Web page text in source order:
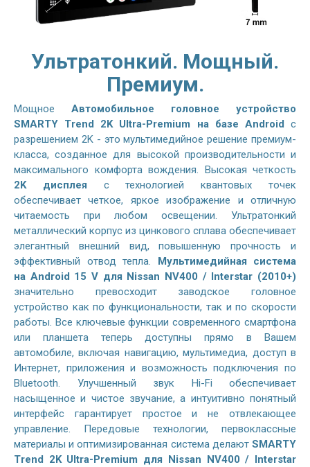
Ультратонкий. Мощный.
Премиум.
Мощное Автомобильное головное устройство
SMARTY Trend 2K Ultra-Premium на базе Android с
разрешением 2K - это мультимедийное решение премиум-
класса, созданное для высокой производительности и
максимального комфорта вождения. Высокая четкость
2K дисплея с технологией квантовых точек
обеспечивает четкое, яркое изображение и отличную
читаемость при любом освещении. Ультратонкий
металлический корпус из цинкового сплава обеспечивает
элегантный внешний вид, повышенную прочность и
эффективный отвод тепла. Мультимедийная система
на Android 15 V для Nissan NV400 / Interstar (2010+)
значительно превосходит заводское головное
устройство как по функциональности, так и по скорости
работы. Все ключевые функции современного смартфона
или планшета теперь доступны прямо в Вашем
автомобиле, включая навигацию, мультимедиа, доступ в
Интернет, приложения и возможность подключения по
Bluetooth. Улучшенный звук Hi-Fi обеспечивает
насыщенное и чистое звучание, а интуитивно понятный
интерфейс гарантирует простое и не отвлекающее
управление. Передовые технологии, первоклассные
материалы и оптимизированная система делают SMARTY
Trend 2K Ultra-Premium для Nissan NV400 / Interstar